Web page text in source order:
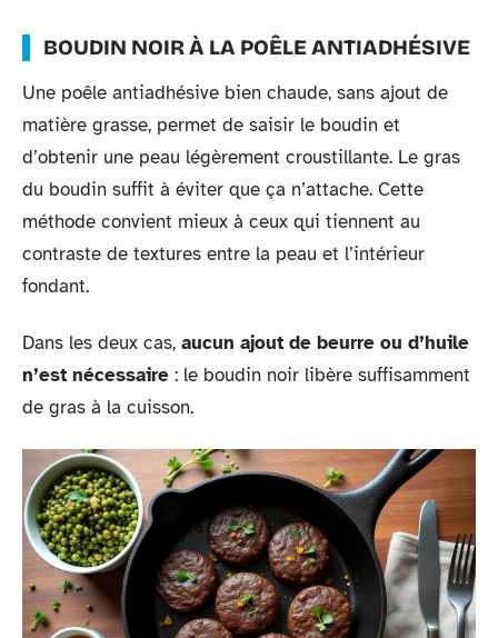
BOUDIN NOIR À LA POÊLE ANTIADHÉSIVE
Une poêle antiadhésive bien chaude, sans ajout de
matière grasse, permet de saisir le boudin et
d’obtenir une peau légèrement croustillante. Le gras
du boudin suffit à éviter que ça n’attache. Cette
méthode convient mieux à ceux qui tiennent au
contraste de textures entre la peau et l’intérieur
fondant.
Dans les deux cas, aucun ajout de beurre ou d’huile
n’est nécessaire : le boudin noir libère suffisamment
de gras à la cuisson.